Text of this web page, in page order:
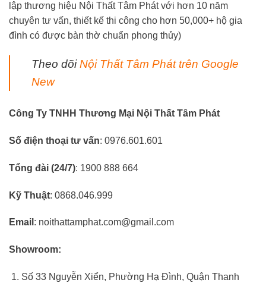
lập thương hiệu Nội Thất Tâm Phát với hơn 10 năm
chuyên tư vấn, thiết kế thi công cho hơn 50,000+ hộ gia
đình có được bàn thờ chuẩn phong thủy)
Theo dõiNội Thất Tâm Phát trên Google
New
Công Ty TNHH Thương Mại Nội Thất Tâm Phát
Số điện thoại tư vấn: 0976.601.601
Tổng đài (24/7): 1900 888 664
Kỹ Thuật: 0868.046.999
Email : noithattamphat.com@gmail.com
Showroom:
Số 33 Nguyễn Xiển, Phường Hạ Đình, Quận Thanh